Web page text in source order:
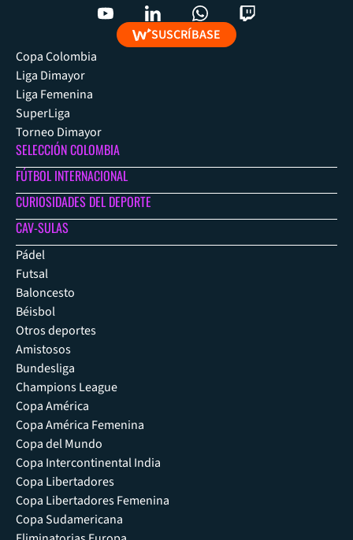
SUSCRÍBASE
Copa Colombia
Liga Dimayor
Liga Femenina
SuperLiga
Torneo Dimayor
SELECCIÓN COLOMBIA
FÚTBOL INTERNACIONAL
CURIOSIDADES DEL DEPORTE
CAV-SULAS
Pádel
Futsal
Baloncesto
Béisbol
Otros deportes
Amistosos
Bundesliga
Champions League
Copa América
Copa América Femenina
Copa del Mundo
Copa Intercontinental India
Copa Libertadores
Copa Libertadores Femenina
Copa Sudamericana